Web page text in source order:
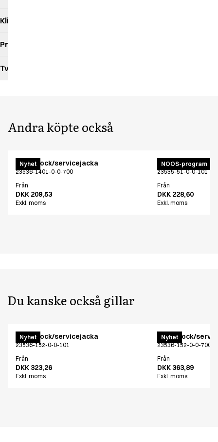
Klimatpåverkan
Produktdatablad
Tvättråd
Andra köpte också
Nyhet
Menu kock/servicejacka
23536-1401-0-0-700
Från
DKK 209,53
Exkl. moms
NOOS-program
Menu kock/
23535-51-0-0-101
Från
DKK 228,60
Exkl. moms
Du kanske också gillar
Nyhet
Menu kock/servicejacka
23536-152-0-0-101
Från
DKK 323,26
Exkl. moms
Nyhet
Menu kock/
23536-152-0-0-700
Från
DKK 363,89
Exkl. moms